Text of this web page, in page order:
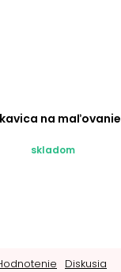
na maľovanie
skladom
Diskusia